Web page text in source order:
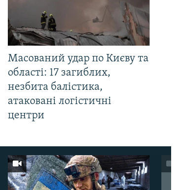
Масований удар по Києву та
області: 17 загиблих,
незбита балістика,
атаковані логістичні
центри